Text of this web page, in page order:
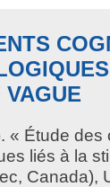
« Étude des
liés à la
Canada),